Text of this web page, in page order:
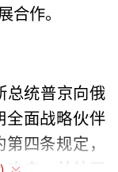
作。
总统普京向俄
全面战略伙伴
四条规定，